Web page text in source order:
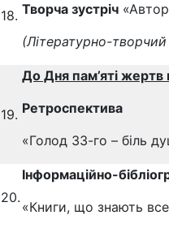
18. Творча зустріч
(Літературно-
19.
До Дня пам’яті жертв
Ретроспектива
«Голод 33-го – біль
20.
Інформаційно-
«Книги, що знають